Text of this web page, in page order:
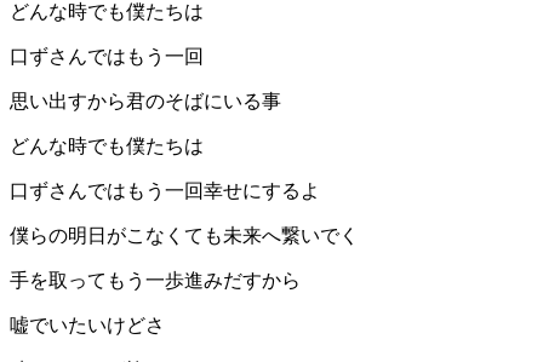
どんな時でも僕たちは
口ずさんではもう一回
思い出すから君のそばにいる事
どんな時でも僕たちは
口ずさんではもう一回幸せにするよ
僕らの明日がこなくても未来へ繋いでく
手を取ってもう一歩進みだすから
嘘でいたいけどさ